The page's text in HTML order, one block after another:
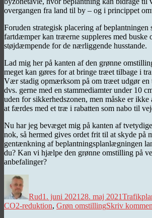
overgangen fra land til by – og i princippet
Foruden strategisk placering af beplantningen
fartdæmper kan træerne suppleres med buske
støjdæmpende for de nærliggende husstande.
Lad mig her på kanten af den grønne
meget kan gøres for at bringe træet tilbage i
Vær stadig opmærksom på om træet udgør en
dvs. gerne med en stammediamter under 10
uden for sikkerhedszonen, men måske er
at færdes med et træ i rabatten som nabo til
Nu har jeg bevæget mig på kanten af
nok, så hermed gives ordet frit til at skyde på
gentænkning af beplantningsplanlægningen
du? Kan vi hjælpe den grønne omstilling på
anbefalinger?
Rud1. juni 2021 28. maj 2021
CO2-reduktion, Grøn omstillingSkriv